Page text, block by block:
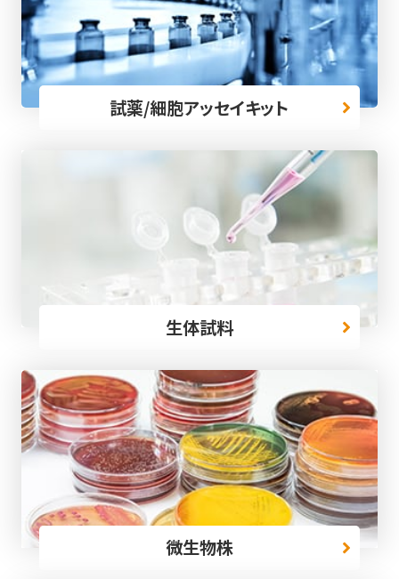
試薬/細胞アッセイキット
生体試料
微生物株